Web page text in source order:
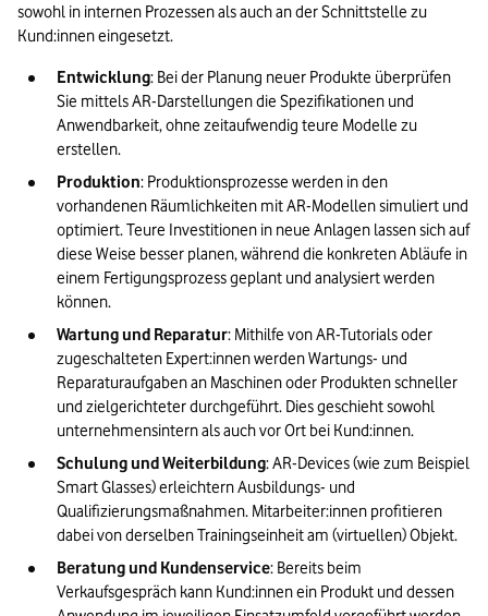
sowohl in internen Prozessen als auch an der Schnittstelle zu
Kund:innen eingesetzt.
Entwicklung: Bei der Planung neuer Produkte überprüfen
Sie mittels AR-Darstellungen die Spezifikationen und
Anwendbarkeit, ohne zeitaufwendig teure Modelle zu
erstellen.
Produktion: Produktionsprozesse werden in den
vorhandenen Räumlichkeiten mit AR-Modellen simuliert und
optimiert. Teure Investitionen in neue Anlagen lassen sich auf
diese Weise besser planen, während die konkreten Abläufe in
einem Fertigungsprozess geplant und analysiert werden
können.
Wartung und Reparatur: Mithilfe von AR-Tutorials oder
zugeschalteten Expert:innen werden Wartungs- und
Reparaturaufgaben an Maschinen oder Produkten schneller
und zielgerichteter durchgeführt. Dies geschieht sowohl
unternehmensintern als auch vor Ort bei Kund:innen.
Schulung und Weiterbildung: AR-Devices (wie zum Beispiel
Smart Glasses) erleichtern Ausbildungs- und
Qualifizierungsmaßnahmen. Mitarbeiter:innen profitieren
dabei von derselben Trainingseinheit am (virtuellen) Objekt.
Beratung und Kundenservice: Bereits beim
Verkaufsgespräch kann Kund:innen ein Produkt und dessen